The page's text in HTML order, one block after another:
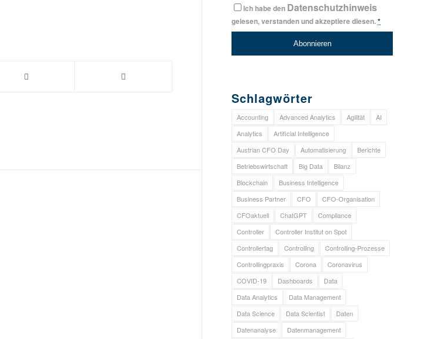
Ich habe den Datenschutzhinweis
gelesen, verstanden und akzeptiere diesen.*
Schlagwörter
Accounting Advanced Analytics Agilität
AI
Analytics
Artificial Intelligence
Austrian CFO Day
Automatisierung
Berichte
Betriebswirtschaft
Big Data
Bilanz
Blockchain
Business Intelligence
Business Partner
CFO
CFO-Organisation
CFOaktuell
ChatGPT
Compliance
Controller
Controller Institut on Spot
Controllertag
Controlling
Controlling-Prozesse
Controllingpraxis
Corona
Coronavirus
COVID-19
Dashboards
Data
Data Analytics
Data Management
Data Science
Data Scientist
Daten
Datenanalyse
Datenmanagement